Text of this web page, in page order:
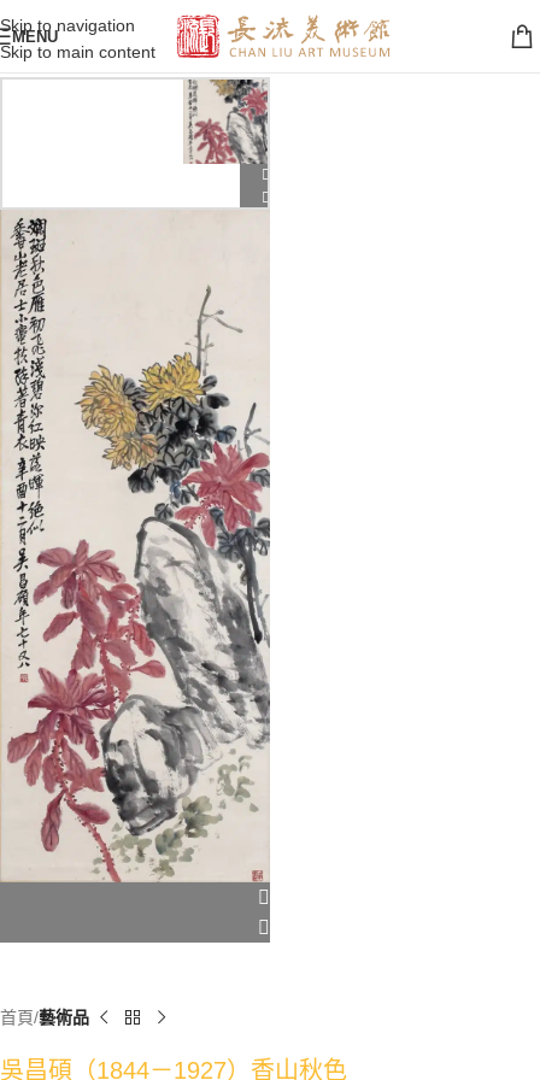
Skip to navigation
Skip to main content
MENU
首頁 藝術品
吳昌碩（1844－1927）香山秋色